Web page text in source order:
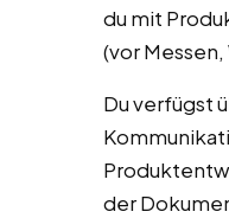
du mit
(vor
Du verfügst
der